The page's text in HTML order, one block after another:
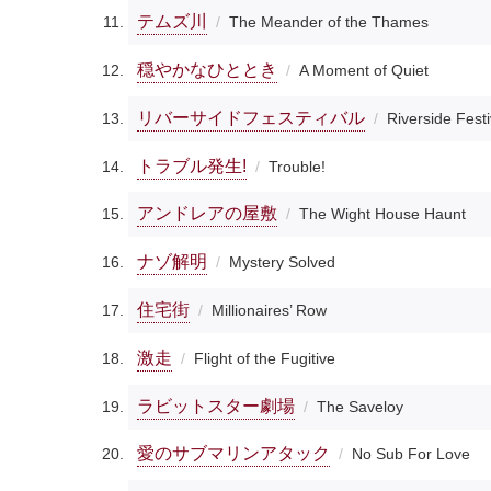
テムズ川 The Meander of the Thames
穏やかなひととき A Moment of Quiet
リバーサイドフェスティバル Riverside
トラブル発生! Trouble!
アンドレアの屋敷 The Wight House Haunt
ナゾ解明 Mystery Solved
住宅街 Millionaires’ Row
激走 Flight of the Fugitive
ラビットスター劇場 The Saveloy
愛のサブマリンアタック No Sub For Love